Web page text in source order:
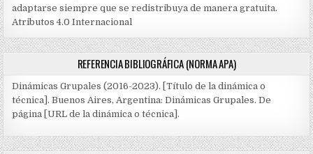
adaptarse siempre que se redistribuya de manera gratuita.
Atributos 4.0 Internacional
REFERENCIA BIBLIOGRÁFICA (NORMA APA)
Dinámicas Grupales (2016-2023). [Título de la dinámica o
técnica]. Buenos Aires, Argentina: Dinámicas Grupales. De
página [URL de la dinámica o técnica].